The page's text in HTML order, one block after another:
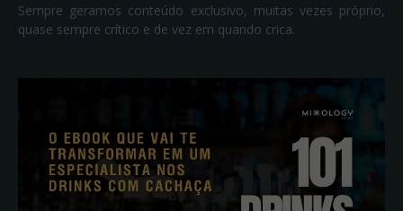
Sempre geramos conteúdo exclusivo, muitas vezes próprio,
quase sempre crítico e de vez em quando crica.